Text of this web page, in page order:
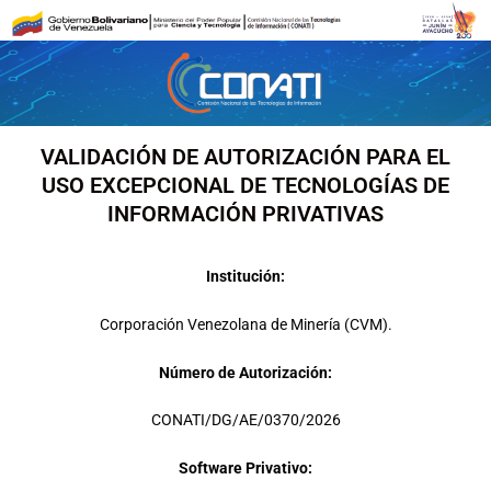
contenido
VALIDACIÓN DE AUTORIZACIÓN PARA EL
USO EXCEPCIONAL DE TECNOLOGÍAS DE
INFORMACIÓN PRIVATIVAS
Institución:
Corporación Venezolana de Minería (CVM).
Número de Autorización:
CONATI/DG/AE/0370/2026
Software Privativo: